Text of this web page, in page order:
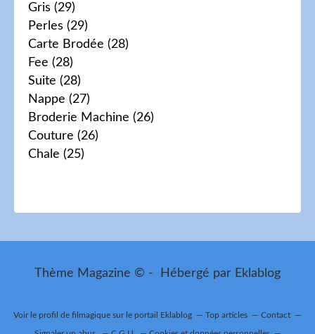
Gris (29)
Perles (29)
Carte Brodée (28)
Fee (28)
Suite (28)
Nappe (27)
Broderie Machine (26)
Couture (26)
Chale (25)
Thème Magazine © - Hébergé par Eklablog
Voir le profil de filmagique sur le portail Eklablog Top articles Contact